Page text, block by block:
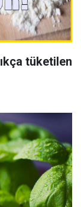
tüketilen